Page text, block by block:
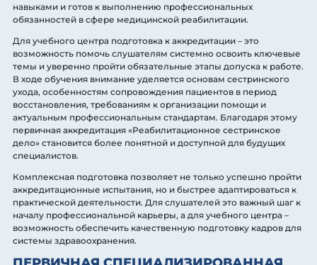
навыками и готов к выполнению профессиональных
обязанностей в сфере медицинской реабилитации.
Для учебного центра подготовка к аккредитации – это
возможность помочь слушателям системно освоить ключевые
темы и уверенно пройти обязательные этапы допуска к работе.
В ходе обучения внимание уделяется основам сестринского
ухода, особенностям сопровождения пациентов в период
восстановления, требованиям к организации помощи и
актуальным профессиональным стандартам. Благодаря этому
первичная аккредитация «Реабилитационное сестринское
дело» становится более понятной и доступной для будущих
специалистов.
Комплексная подготовка позволяет не только успешно пройти
аккредитационные испытания, но и быстрее адаптироваться к
практической деятельности. Для слушателей это важный шаг к
началу профессиональной карьеры, а для учебного центра –
возможность обеспечить качественную подготовку кадров для
системы здравоохранения.